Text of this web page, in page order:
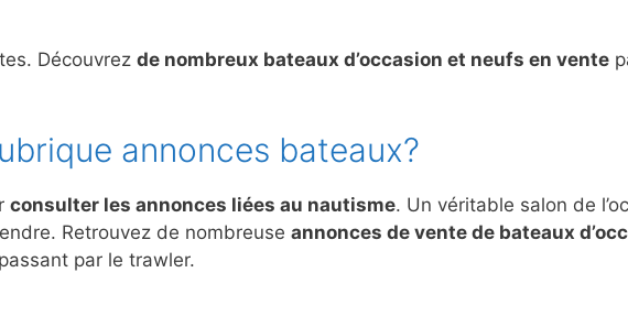
Découvrez de nombreux bateaux d’occasion et neufs en vente
annonces bateaux?
consulter les annonces liées au nautisme. Un véritable salon de
Retrouvez de nombreuse annonces de vente de bateaux
par le trawler.